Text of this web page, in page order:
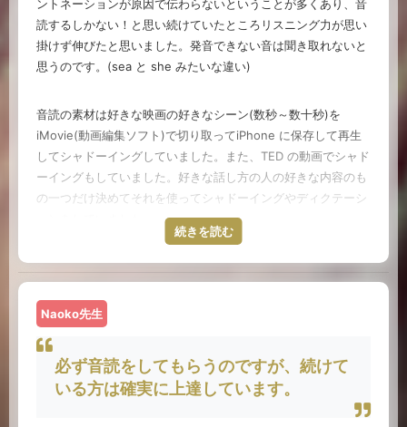
ほど効果が出てきました。自分でも、氷が溶けるように詰まっ
ていた英語回路が開通していくのを感じることができました。
ていました。以来、毎日必ずなにかしら英語を音読していま
す。やらないとまた失ってしまうから。ありがたいことに、今
ではFEでお客様と一緒に音読の練習をする機会に恵まれている
ので安心です(笑)。
この講座では、音読の初心者・中級者・上級者となるにつれ
て、リピーティング、シンクロリーディング、シャドーイング
とレベルを上げて練習をしていける環境が整っています。ぜひ
の受講をお待ちしています。
ト）
英語のリズム、音韻感を学ぶ／体得するのにこれに勝る教材は
ないと思います。英米圏の子供で、これらの本で育たない子供
はいないと思います。
韻の踏み方やリズムが本当にすごいなぁと思っていました。講
師の先生方も賛同されるのではないかと思います。
昔どこかで、ジョン万次郎（※日本人で一番最初に英語を話し
英語を覚えるときにWhat time is it now? を「掘った芋とる
感じるのにこれ以上の教材はないと思います。
フルーツフルイングリッシュにはこれまで音読に特化した講座
はなかったので、いつかできるといいなと個人的に感じていま
した。この講座ではいろんな音読練習ができる環境がサポート
ントネーションが原因で伝わらないということが多くあり、音
読するしかない！と思い続けていたところリスニング力が思い
掛けず伸びたと思いました。発音できない音は聞き取れないと
思うのです。(sea と she みたいな違い)
音読の素材は好きな映画の好きなシーン(数秒～数十秒)を
iMovie(動画編集ソフト)で切り取ってiPhone に保存して再生
してシャドーイングしていました。また、TED の動画でシャド
ーイングもしていました。好きな話し方の人の好きな内容のも
の一つだけ決めてそれを使ってシャドーイングやディクテーシ
映画やドラマ、TEDなどは素材としていいかと思いますが自然
る、探すのにも時間や労力を使いました。また、読み上げた音
声を自分で聞いて改善していく他なかったのでAIで評価しても
らったり、プロに聞いてもらってフィードバックをもらえるの
はとても良いなと思います。
この講座では、自然な表現のフレーズを提供してくれる。さら
続きを読む
Naoko先生
必ず音読をしてもらうのですが、続けて
いる方は確実に上達しています。